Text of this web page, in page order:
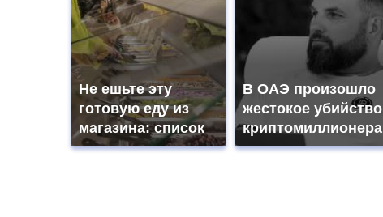
Не ешьте эту
готовую еду из
магазина: список
В ОАЭ произошло
жестокое убийство
криптомиллионера